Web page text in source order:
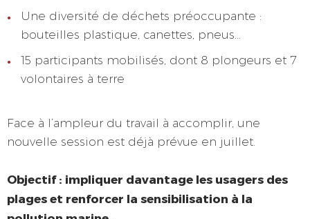
Une diversité de déchets préoccupante :
bouteilles plastique, canettes, pneus…
15 participants mobilisés, dont 8 plongeurs et 7
volontaires à terre
Face à l’ampleur du travail à accomplir, une
nouvelle session est déjà prévue en juillet.
Objectif : impliquer davantage les usagers des
plages et renforcer la sensibilisation à la